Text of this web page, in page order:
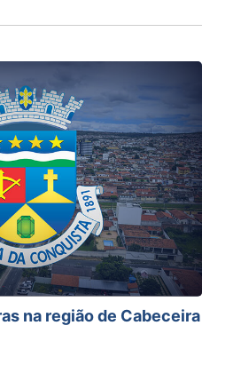
na região de Cabeceira